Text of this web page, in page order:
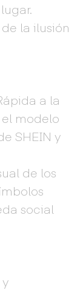
la ilusión
a la
modelo
SHEIN y
de los
social